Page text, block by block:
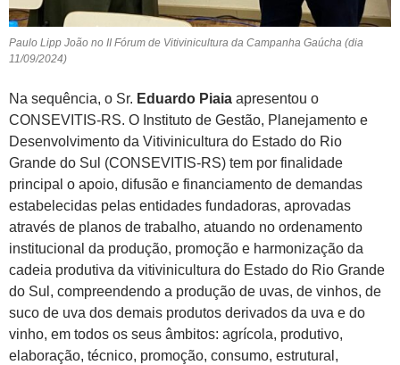
Paulo Lipp João no II Fórum de Vitivinicultura da Campanha Gaúcha (dia
11/09/2024)
Na sequência, o Sr. Eduardo Piaia apresentou o
CONSEVITIS-RS. O Instituto de Gestão, Planejamento e
Desenvolvimento da Vitivinicultura do Estado do Rio
Grande do Sul (CONSEVITIS-RS) tem por finalidade
principal o apoio, difusão e financiamento de demandas
estabelecidas pelas entidades fundadoras, aprovadas
através de planos de trabalho, atuando no ordenamento
institucional da produção, promoção e harmonização da
cadeia produtiva da vitivinicultura do Estado do Rio Grande
do Sul, compreendendo a produção de uvas, de vinhos, de
suco de uva dos demais produtos derivados da uva e do
vinho, em todos os seus âmbitos: agrícola, produtivo,
elaboração, técnico, promoção, consumo, estrutural,